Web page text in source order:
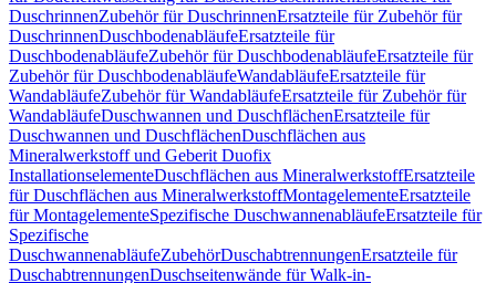
DuschrinnenZubehör für DuschrinnenErsatzteile für Zubehör für
DuschrinnenDuschbodenabläufeErsatzteile für
DuschbodenabläufeZubehör für DuschbodenabläufeErsatzteile für
Zubehör für DuschbodenabläufeWandabläufeErsatzteile für
WandabläufeZubehör für WandabläufeErsatzteile für Zubehör für
WandabläufeDuschwannen und DuschflächenErsatzteile für
Duschwannen und DuschflächenDuschflächen aus
Mineralwerkstoff und Geberit Duofix
InstallationselementeDuschflächen aus MineralwerkstoffErsatzteile
für Duschflächen aus MineralwerkstoffMontagelementeErsatzteile
für MontagelementeSpezifische DuschwannenabläufeErsatzteile für
Spezifische
DuschwannenabläufeZubehörDuschabtrennungenErsatzteile für
DuschabtrennungenDuschseitenwände für Walk-in-